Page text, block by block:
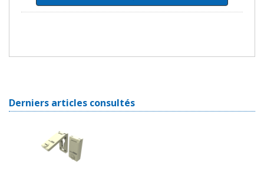
Derniers articles consultés